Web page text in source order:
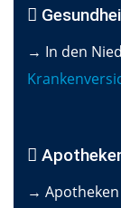
→ In den
→